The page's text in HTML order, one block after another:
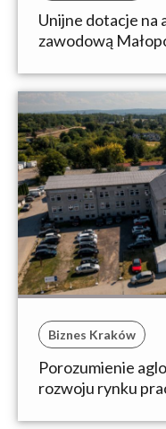
Unijne dotacje na
zawodową
Biznes Kraków
Porozumienie
rozwoju rynku